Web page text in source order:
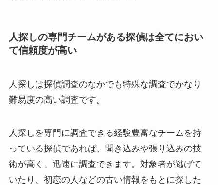
人探しの専門チームがある探偵は全てにおい
て信頼度が高い
人探しは探偵調査のなかでも特殊な調査でかなり
難易度の高い調査です。
人探しを専門に調査できる経験豊富なチームを持
っている探偵であれば、聞き込みや張り込みの技
術が高く、迅速に調査できます。対象者が逃げて
いたり、初恋の人などの古い情報をもとに探した